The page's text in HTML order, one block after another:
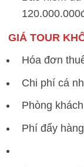
GIÁ TOUR
Hóa đơn
Chi phí cá
Phòng
Phí đẩy